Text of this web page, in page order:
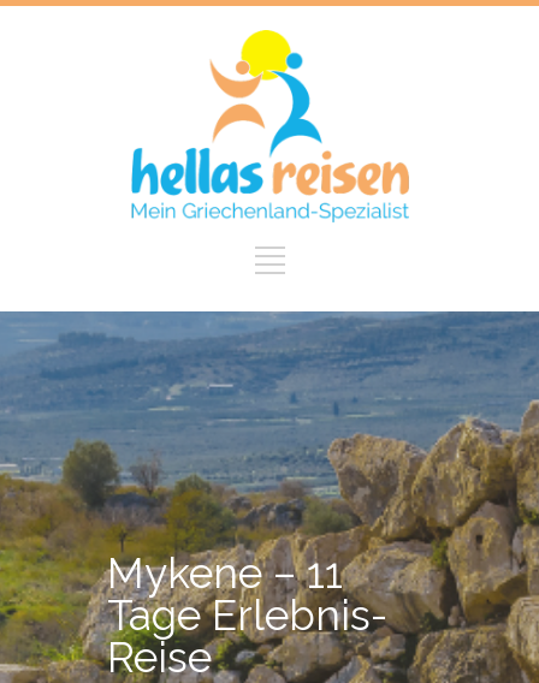
Mykene – 11
Tage Erlebnis-
Reise